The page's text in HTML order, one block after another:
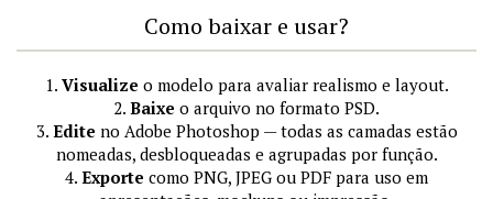
Como baixar e usar?
1. Visualize o modelo para avaliar realismo e layout.
2. Baixe o arquivo no formato PSD.
3. Edite no Adobe Photoshop — todas as camadas estão
nomeadas, desbloqueadas e agrupadas por função.
4. Exporte como PNG, JPEG ou PDF para uso em